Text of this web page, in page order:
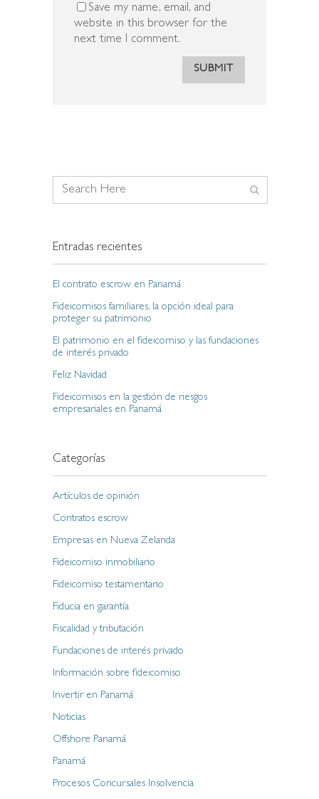
Save my name, email, and
website in this browser for the
next time I comment.
Entradas recientes
El contrato escrow en Panamá
Fideicomisos familiares, la opción ideal para
proteger su patrimonio
El patrimonio en el fideicomiso y las fundaciones
de interés privado
Feliz Navidad
Fideicomisos en la gestión de riesgos
empresariales en Panamá
Categorías
Artículos de opinión
Contratos escrow
Empresas en Nueva Zelanda
Fideicomiso inmobiliario
Fideicomiso testamentario
Fiducia en garantía
Fiscalidad y tributación
Fundaciones de interés privado
Información sobre fideicomiso
Invertir en Panamá
Noticias
Offshore Panamá
Panamá
Procesos Concursales Insolvencia